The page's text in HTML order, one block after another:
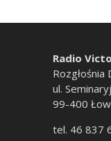
Radio
Rozgłośnia
ul.
99-400
tel. 46 837